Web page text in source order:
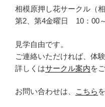
相模原押し花サークル（
第2、第4金曜日 10：00
見学自由です。
ご連絡いただければ、体
詳しくはサークル案内を
お問い合わせは、 こちら